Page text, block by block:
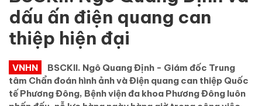
dấu ấn điện quang can
thiệp hiện đại
VNHN
BSCKII. Ngô Quang Định - Giám đốc Trung
tâm Chẩn đoán hình ảnh và Điện quang can thiệp Quốc
tế Phương Đông, Bệnh viện đa khoa Phương Đông luôn